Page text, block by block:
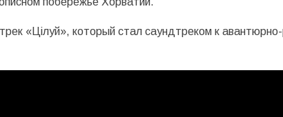
«Цілуй», который стал саундтреком к